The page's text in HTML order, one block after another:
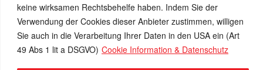
keine wirksamen Rechtsbehelfe haben. Indem Sie der
Verwendung der Cookies dieser Anbieter zustimmen, willigen
Sie auch in die Verarbeitung Ihrer Daten in den USA ein (Art
49 Abs 1 lit a DSGVO) Cookie Information & Datenschutz
In unseremOnline-Shop können Sie direkt und bequem
Behälter (120l, 240l, 1100l) und Mulden (Type 08 + 10)
bestellen.